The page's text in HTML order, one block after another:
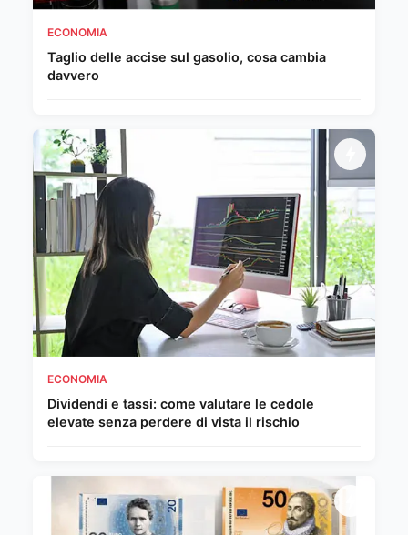
ECONOMIA
Taglio delle accise sul gasolio, cosa cambia
davvero
ECONOMIA
Dividendi e tassi: come valutare le cedole
elevate senza perdere di vista il rischio